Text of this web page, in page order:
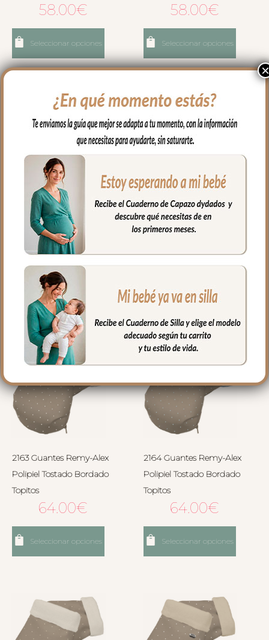
58.00€
Seleccionar opciones
58.00€
Seleccionar opciones
2158 Guantes Jade Polipiel
Tostado Bordado Estrellas
58.00€
Seleccionar opciones
2160 Guantes Joss Polipiel
Tostado Bordado
64.00€
Seleccionar opciones
2163 Guantes Remy-Alex
Polipiel Tostado Bordado
Topitos
64.00€
Seleccionar opciones
2164 Guantes Remy-Alex
Polipiel Tostado Bordado
Topitos
64.00€
Seleccionar opciones
×